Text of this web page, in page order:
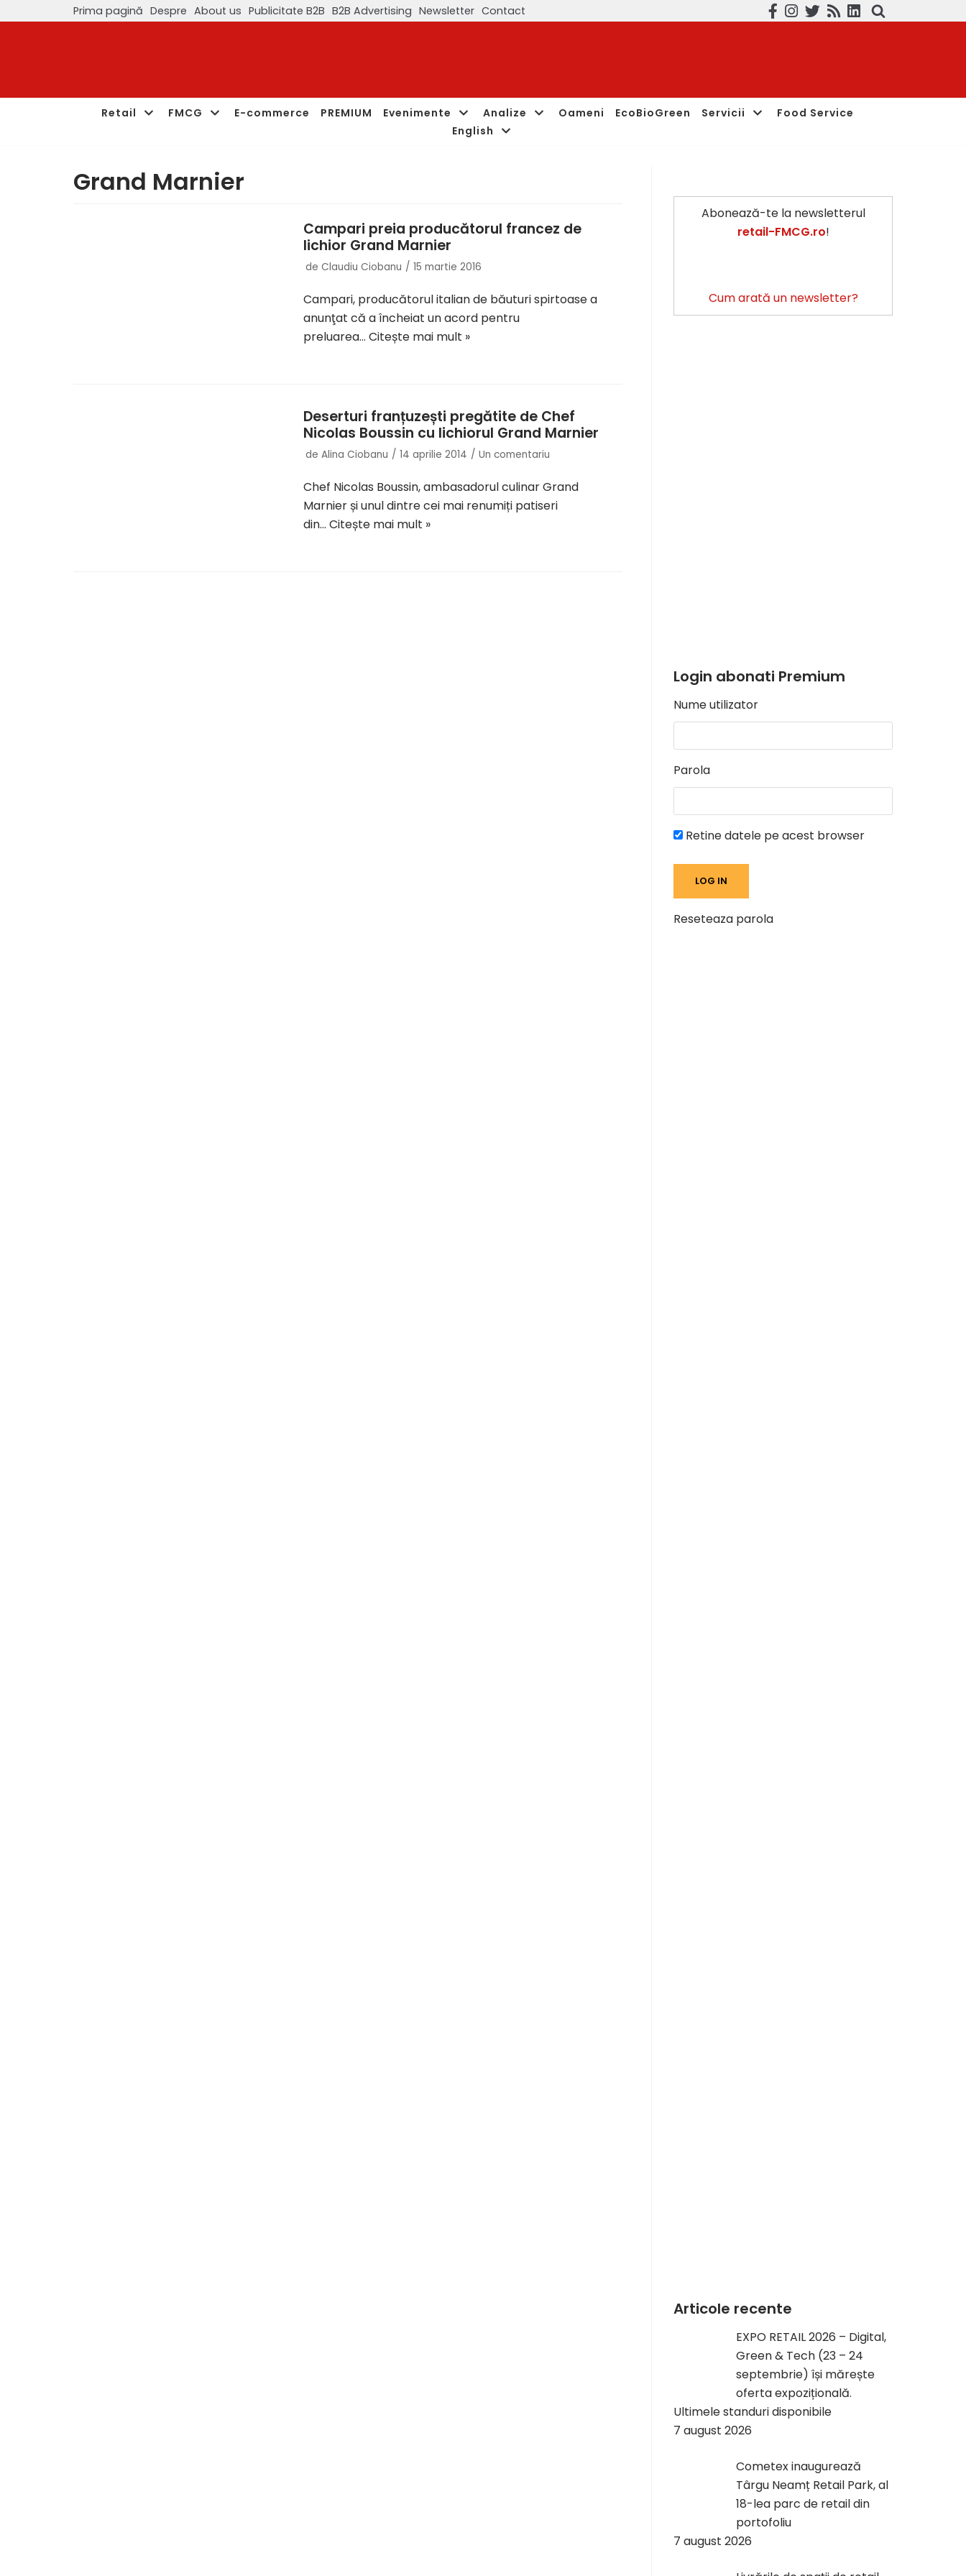
Prima pagină Despre About us Publicitate B2B B2B Advertising Newsletter Contact
Retail FMCG E-commerce PREMIUM Evenimente Analize Oameni EcoBioGreen Servicii
Food Service
English
Grand Marnier
Campari preia producătorul francez de
lichior Grand Marnier
de Claudiu Ciobanu 15 martie 2016
Campari, producătorul italian de băuturi spirtoase a
anunţat că a încheiat un acord pentru
preluarea… Citește mai mult »
Deserturi franțuzești pregătite de Chef
Nicolas Boussin cu lichiorul Grand Marnier
de Alina Ciobanu 14 aprilie 2014 Un comentariu
Chef Nicolas Boussin, ambasadorul culinar Grand
Marnier și unul dintre cei mai renumiți patiseri
din… Citește mai mult »
Abonează-te la newsletterul
retail-FMCG.ro!
Cum arată un newsletter?
Login abonati Premium
Nume utilizator
Parola
Retine datele pe acest browser
Reseteaza parola
Articole recente
EXPO RETAIL 2026 – Digital,
Green & Tech (23 – 24
septembrie) își mărește
oferta expozițională.
Ultimele standuri disponibile
7 august 2026
Cometex inaugurează
Târgu Neamț Retail Park, al
18-lea parc de retail din
portofoliu
7 august 2026